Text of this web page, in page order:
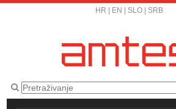
HR EN SLO| SRB